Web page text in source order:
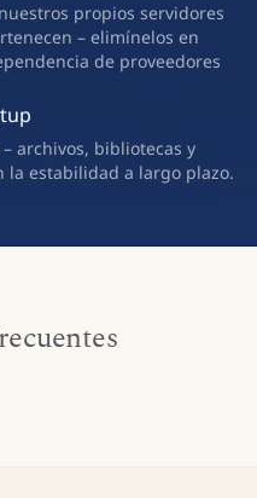
propios servidores
– elimínelos en
de proveedores
archivos, bibliotecas y
la estabilidad a largo plazo.